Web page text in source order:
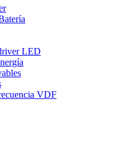
LED
VDF